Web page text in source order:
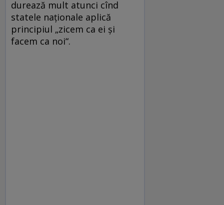
durează mult atunci cînd
statele naţionale aplică
principiul „zicem ca ei şi
facem ca noi“.